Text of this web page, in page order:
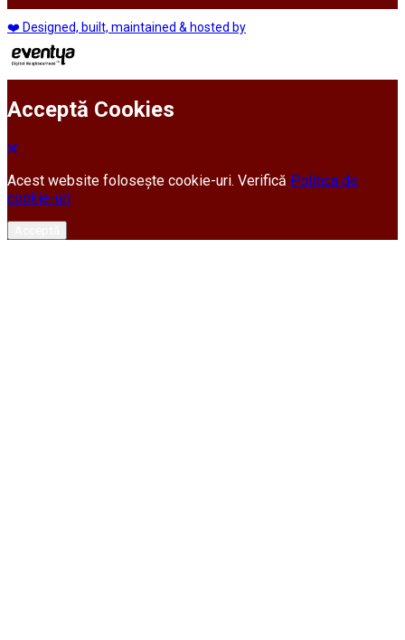
❤️ Designed, built, maintained & hosted by
Acceptă Cookies
Acest website folosește cookie-uri. Verifică Politica de
cookie-uri